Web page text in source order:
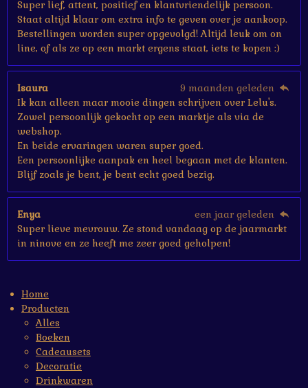
Super lief, attent, positief en klantvriendelijk persoon.
Staat altijd klaar om extra info te geven over je aankoop.
Bestellingen worden super opgevolgd! Altijd leuk om on
line, of als ze op een markt ergens staat, iets te kopen :)
Isaura
9 maanden geleden
Ik kan alleen maar mooie dingen schrijven over Lelu's.
Zowel persoonlijk gekocht op een marktje als via de
webshop.
En beide ervaringen waren super goed.
Een persoonlijke aanpak en heel begaan met de klanten.
Blijf zoals je bent, je bent echt goed bezig.
Enya
een jaar geleden
Super lieve mevrouw. Ze stond vandaag op de jaarmarkt
in ninove en ze heeft me zeer goed geholpen!
Home
Producten
Alles
Boeken
Cadeausets
Decoratie
Drinkwaren